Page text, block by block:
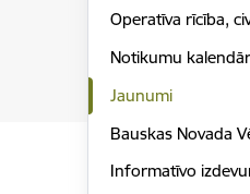
Operatīva rīcība,
Notikumu
Jaunumi
Bauskas Novada
Informatīvo